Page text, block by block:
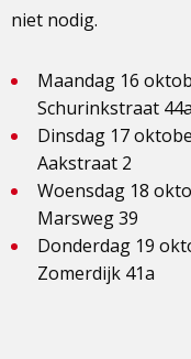
niet nodig.
Maandag 16
Schurinkstraat 44a
Dinsdag 17
Aakstraat 2
Woensdag 18
Marsweg 39
Donderdag 19
Zomerdijk 41a